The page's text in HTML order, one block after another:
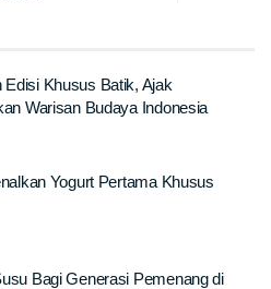
Khusus Batik, Ajak
Warisan Budaya Indonesia
Yogurt Pertama Khusus
Bagi Generasi Pemenang di